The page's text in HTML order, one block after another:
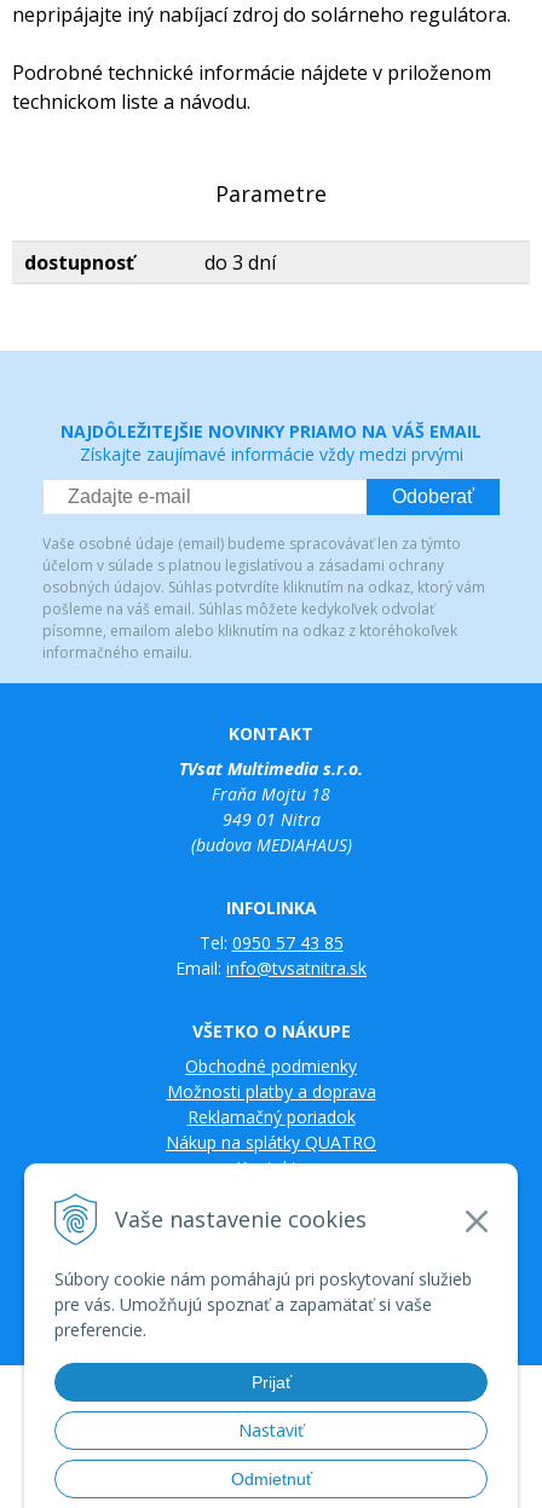
Vaše nastavenie cookies
Súbory cookie nám pomáhajú pri poskytovaní služieb
pre vás. Umožňujú spoznať a zapamätať si vaše
preferencie.
Prijať
Nastaviť
Odmietnuť
nepripájajte iný nabíjací zdroj do solárneho regulátora.
Podrobné technické informácie nájdete v priloženom
technickom liste a návodu.
Parametre
dostupnosť do 3 dní
NAJDÔLEŽITEJŠIE NOVINKY PRIAMO NA VÁŠ EMAIL
Získajte zaujímavé informácie vždy medzi prvými
Odoberať
Vaše osobné údaje (email) budeme spracovávať len za týmto
účelom v súlade s platnou legislatívou a zásadami ochrany
osobných údajov. Súhlas potvrdíte kliknutím na odkaz, ktorý vám
pošleme na váš email. Súhlas môžete kedykoľvek odvolať
písomne, emailom alebo kliknutím na odkaz z ktoréhokoľvek
informačného emailu.
KONTAKT
TVsat Multimedia s.r.o.
Fraňa Mojtu 18
949 01 Nitra
(budova MEDIAHAUS)
INFOLINKA
Tel: 0950 57 43 85
Email: info@tvsatnitra.sk
VŠETKO O NÁKUPE
Obchodné podmienky
Možnosti platby a doprava
Reklamačný poriadok
Nákup na splátky QUATRO
Kontakty
© 2026 TV SAT Multimédiá • tvorba eshopu cez UNIobchod, webhosting
spoločnosti WEBYGROUP • dbartzvyšovanie návštevnosti•